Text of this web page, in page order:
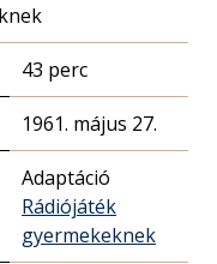
43 perc
1961. május 27.
Adaptáció
Rádiójáték
gyermekeknek